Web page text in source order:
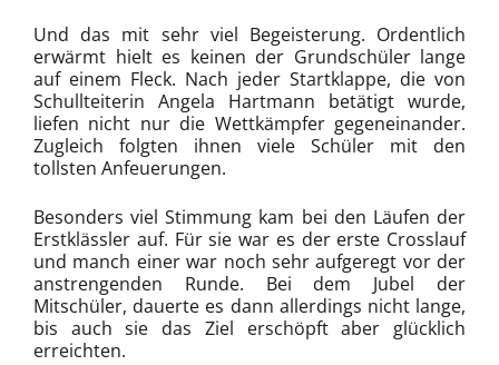
Und das mit sehr viel Begeisterung. Ordentlich
erwärmt hielt es keinen der Grundschüler lange
auf einem Fleck. Nach jeder Startklappe, die von
Schullteiterin Angela Hartmann betätigt wurde,
liefen nicht nur die Wettkämpfer gegeneinander.
Zugleich folgten ihnen viele Schüler mit den
tollsten Anfeuerungen.
Besonders viel Stimmung kam bei den Läufen der
Erstklässler auf. Für sie war es der erste Crosslauf
und manch einer war noch sehr aufgeregt vor der
anstrengenden Runde. Bei dem Jubel der
Mitschüler, dauerte es dann allerdings nicht lange,
bis auch sie das Ziel erschöpft aber glücklich
erreichten.